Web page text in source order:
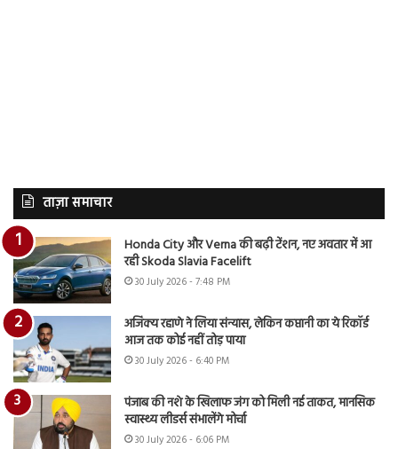
ताज़ा समाचार
Honda City और Verna की बढ़ी टेंशन, नए अवतार में आ
रही Skoda Slavia Facelift
30 July 2026 - 7:48 PM
अजिंक्य रहाणे ने लिया संन्यास, लेकिन कप्तानी का ये रिकॉर्ड
आज तक कोई नहीं तोड़ पाया
30 July 2026 - 6:40 PM
पंजाब की नशे के खिलाफ जंग को मिली नई ताकत, मानसिक
स्वास्थ्य लीडर्स संभालेंगे मोर्चा
30 July 2026 - 6:06 PM